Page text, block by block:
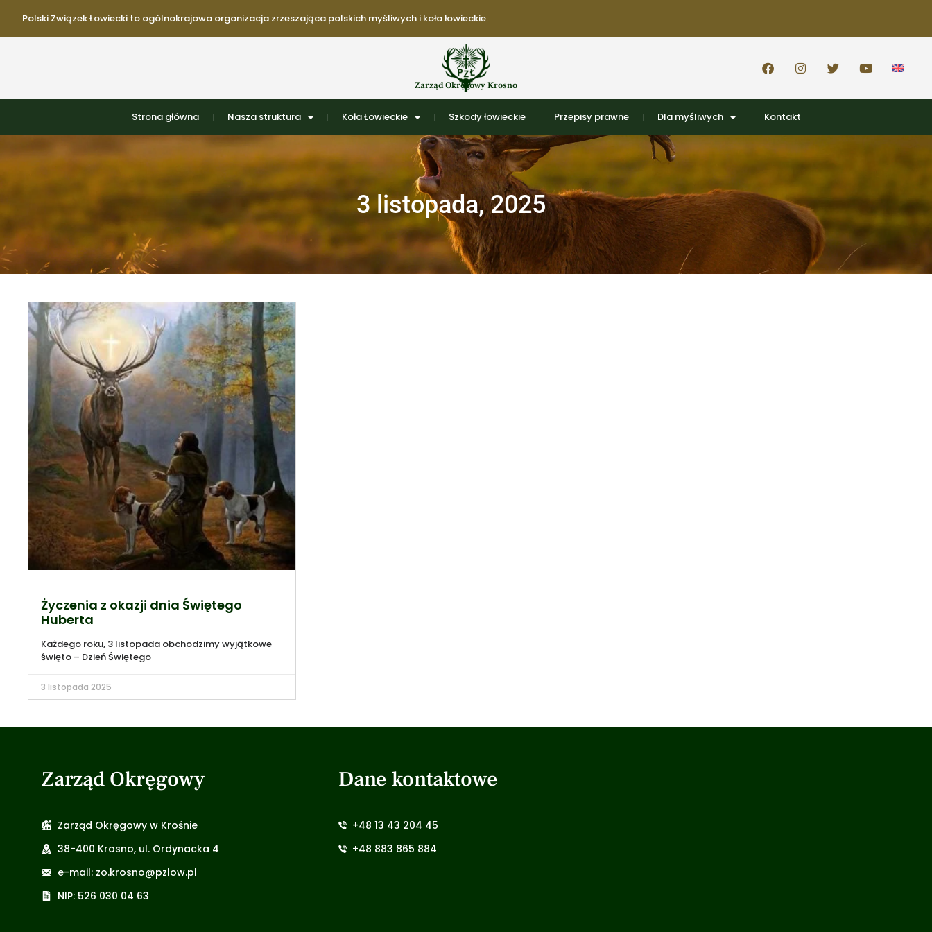
Polski Związek Łowiecki to ogólnokrajowa organizacja zrzeszająca polskich myśliwych i koła łowieckie.
Zarząd Okręgowy Krosno
Strona główna Nasza struktura Koła Łowieckie Szkody łowieckie Przepisy prawne Dla myśliwych Kontakt
3 listopada, 2025
Życzenia z okazji dnia Świętego
Huberta
Każdego roku, 3 listopada obchodzimy wyjątkowe
święto – Dzień Świętego
3 listopada 2025
Zarząd Okręgowy
Zarząd Okręgowy w Krośnie
38-400 Krosno, ul. Ordynacka 4
e-mail: zo.krosno@pzlow.pl
NIP: 526 030 04 63
Dane kontaktowe
+48 13 43 204 45
+48 883 865 884